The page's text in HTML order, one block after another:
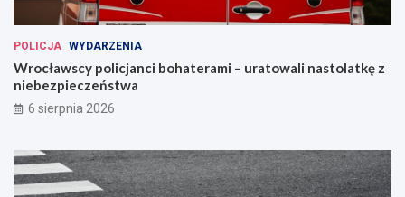
POLICJA WYDARZENIA
Wrocławscy policjanci bohaterami – uratowali nastolatkę z
niebezpieczeństwa
6 sierpnia 2026